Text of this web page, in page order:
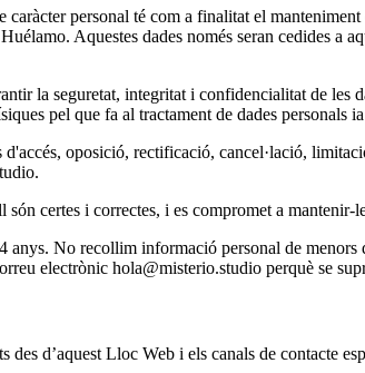
caràcter personal té com a finalitat el
Aquestes dades només seran cedides a
la seguretat, integritat i confidencialitat de
pel que fa al tractament de dades personals
oposició, rectificació, cancel·lació,
.
certes i correctes, i es compromet a
anys. No recollim informació personal de
electrònic hola@misterio.studio perquè se
d’aquest Lloc Web i els canals de contacte